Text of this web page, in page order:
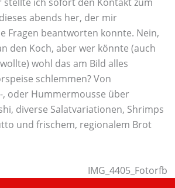
abends her, der mir
Fragen beantworten konnte. Nein,
den Koch, aber wer könnte (auch
wohl das am Bild alles
schlemmen? Von
, oder Hummermousse über
diverse Salatvariationen, Shrimps
und frischem, regionalem Brot